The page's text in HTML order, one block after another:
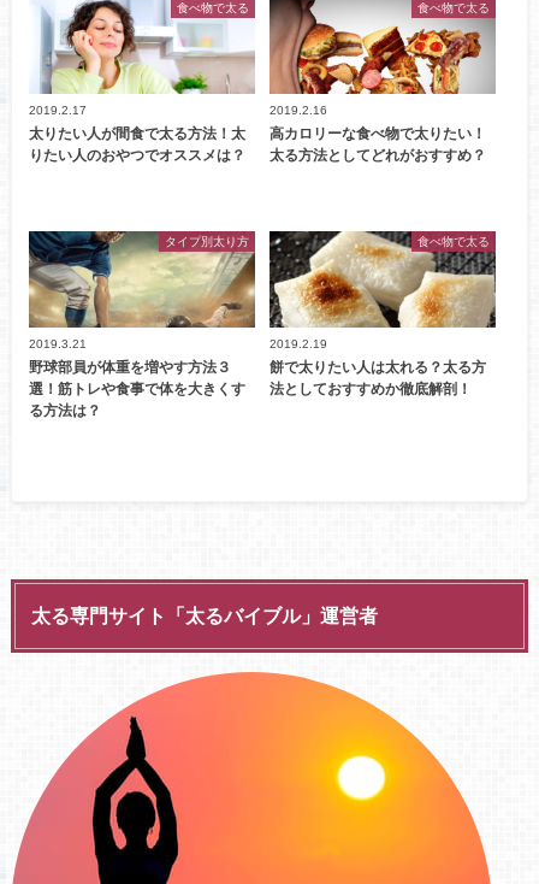
食べ物で太る
2019.2.17
太りたい人が間食で太る方法！太
りたい人のおやつでオススメは？
食べ物で太る
2019.2.16
高カロリーな食べ物で太りたい！
太る方法としてどれがおすすめ？
タイプ別太り方
2019.3.21
野球部員が体重を増やす方法３
選！筋トレや食事で体を大きくす
る方法は？
食べ物で太る
2019.2.19
餅で太りたい人は太れる？太る方
法としておすすめか徹底解剖！
太る専門サイト「太るバイブル」運営者